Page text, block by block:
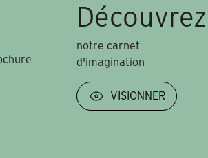
Découvrez
notre carnet
d'imagination
VISIONNER